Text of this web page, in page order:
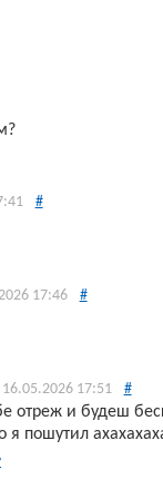
#
17:46 #
16.05.2026 17:51 #
отреж и будеш
я пошутил